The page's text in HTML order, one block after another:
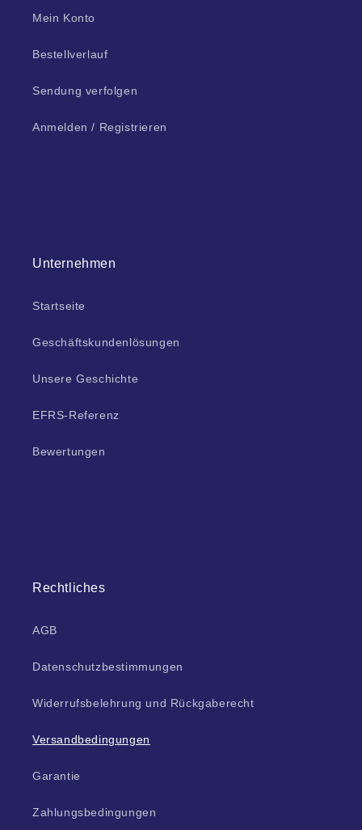
Mein Konto
Bestellverlauf
Sendung verfolgen
Anmelden / Registrieren
Unternehmen
Startseite
Geschäftskundenlösungen
Unsere Geschichte
EFRS-Referenz
Bewertungen
Rechtliches
AGB
Datenschutzbestimmungen
Widerrufsbelehrung und Rückgaberecht
Versandbedingungen
Garantie
Zahlungsbedingungen